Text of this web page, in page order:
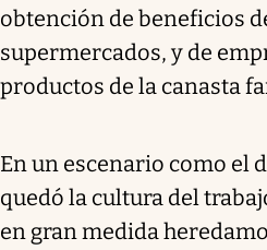
obtención de beneficios
supermercados, y de
productos de la canasta
En un escenario como el
quedó la cultura del
en gran medida